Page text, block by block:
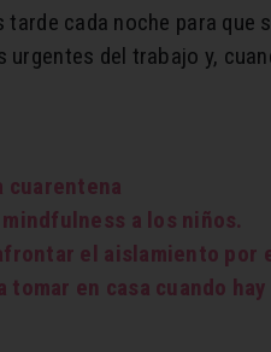
cada noche para
del trabajo y,
cuarentena
a los niños.
el aislamiento por
en casa cuando